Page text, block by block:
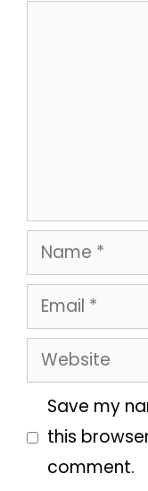
Name
Email
Website
Save my
this
comment.